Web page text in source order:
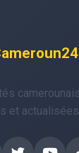
et